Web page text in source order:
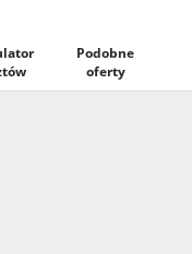
Podobne
oferty